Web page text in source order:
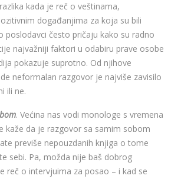
kada je reč o veštinama,
događanjima za koja su bili
poslodavci često pričaju kako su radno
najvažniji faktori u odabiru prave osobe
pokazuje suprotno. Od njihove
neformalan razgovor je najviše zavisilo
ili ne.
. Većina nas vodi monologe s vremena
kaže da je razgovor sa samim sobom
previše nepouzdanih knjiga o tome
sebi. Pa, možda nije baš dobrog
reč o intervjuima za posao – i kad se